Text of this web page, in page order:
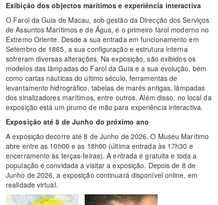
Exibição dos objectos marítimos e experiência interactiva
O Farol da Guia de Macau, sob gestão da Direcção dos Serviços
de Assuntos Marítimos e de Água, é o primeiro farol moderno no
Extremo Oriente. Desde a sua entrada em funcionamento em
Setembro de 1865, a sua configuração e estrutura interna
sofreram diversas alterações. Na exposição, são exibidos os
modelos das lâmpadas do Farol da Guia e a sua evolução, bem
como cartas náuticas do último século, ferramentas de
levantamento hidrográfico, tabelas de marés antigas, lâmpadas
dos sinalizadores marítimos, entre outros. Além disso, no local da
exposição está um prumo de mão para experiência interactiva.
Exposição até 8 de Junho do próximo ano
A exposição decorre até 8 de Junho de 2026. O Museu Marítimo
abre entre as 10h00 e as 18h00 (última entrada às 17h30 e
encerramento às terças-feiras). A entrada é gratuita e toda a
população é convidada a visitar a exposição. Depois de 8 de
Junho de 2026, a exposição continuará disponível online, em
realidade virtual.